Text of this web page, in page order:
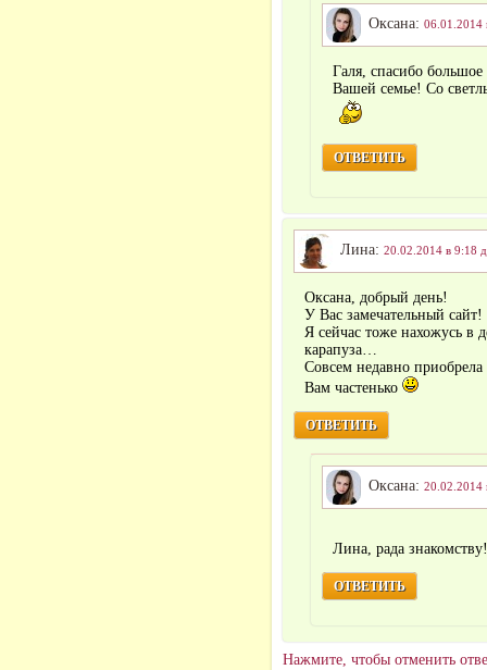
Оксана: 06.01.2014
Галя, спасибо
Вашей семье! Со
ОТВЕТИТЬ
Лина: 20.02.2014 в 9:18
Оксана, добрый день!
У Вас замечательный сайт!
Я сейчас тоже нахожусь в
карапуза…
Совсем недавно приобрела
Вам частенько
ОТВЕТИТЬ
Оксана: 20.02.2014
Лина, рада
ОТВЕТИТЬ
Нажмите, чтобы отменить